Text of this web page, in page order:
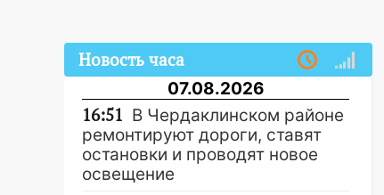
Новость часа
07.08.2026
16:51 В Чердаклинском районе
ремонтируют дороги, ставят
остановки и проводят новое
освещение